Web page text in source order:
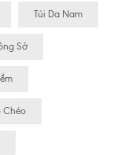
Túi Da Nam
Sở
Chéo